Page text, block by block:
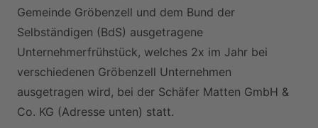
Gemeinde Gröbenzell und dem Bund der
Selbständigen (BdS) ausgetragene
Unternehmerfrühstück, welches 2x im Jahr bei
verschiedenen Gröbenzell Unternehmen
ausgetragen wird, bei der Schäfer Matten GmbH &
Co. KG (Adresse unten) statt.